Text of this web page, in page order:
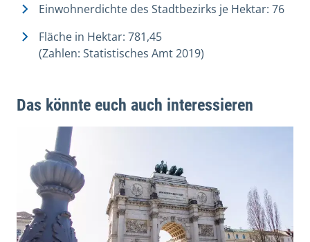
Einwohnerdichte des Stadtbezirks je Hektar: 76
Fläche in Hektar: 781,45
(Zahlen: Statistisches Amt 2019)
Das könnte euch auch interessieren